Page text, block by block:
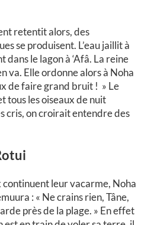
retentit alors, des
se produisent. L’eau jaillit à
le lagon à ‘Afâ. La reine
va. Elle ordonne alors à Noha
de faire grand bruit ! » Le
tous les oiseaux de nuit
cris, on croirait entendre des
continuent leur vacarme, Noha
: « Ne crains rien, Tâne,
près de la plage. » En effet